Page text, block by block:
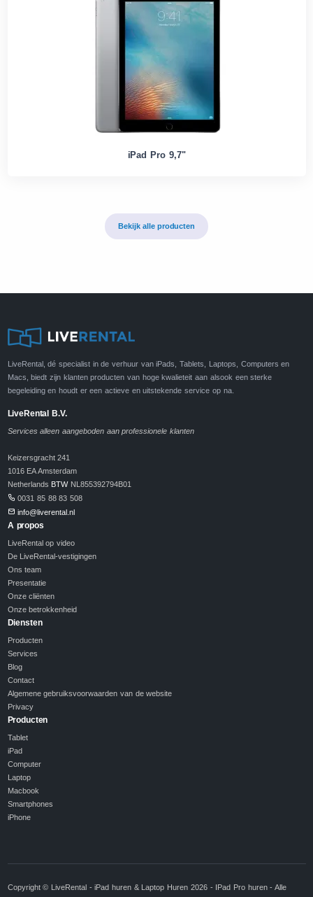
iPad Pro 9,7"
Bekijk alle producten
LiveRental, dé specialist in de verhuur van iPads, Tablets, Laptops, Computers en
Macs, biedt zijn klanten producten van hoge kwalieteit aan alsook een sterke
begeleiding en houdt er een actieve en uitstekende service op na.
LiveRental B.V.
Services alleen aangeboden aan professionele klanten
Keizersgracht 241
1016 EA Amsterdam
Netherlands BTWNL855392794B01
0031 85 88 83 508
info@liverental.nl
A propos
LiveRental op video
De LiveRental-vestigingen
Ons team
Presentatie
Onze cliënten
Onze betrokkenheid
Diensten
Producten
Services
Blog
Contact
Algemene gebruiksvoorwaarden van de website
Privacy
Producten
Tablet
iPad
Computer
Laptop
Macbook
Smartphones
iPhone
Copyright © LiveRental - iPad huren & Laptop Huren 2026 - IPad Pro huren - Alle